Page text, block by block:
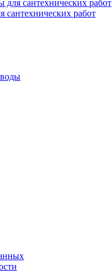
сантехнических работ
работ